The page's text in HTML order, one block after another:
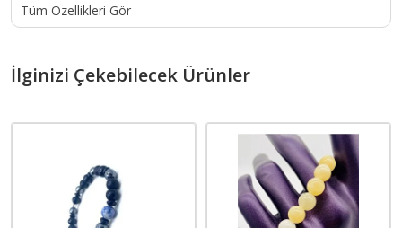
Tüm Özellikleri Gör
İlginizi Çekebilecek Ürünler